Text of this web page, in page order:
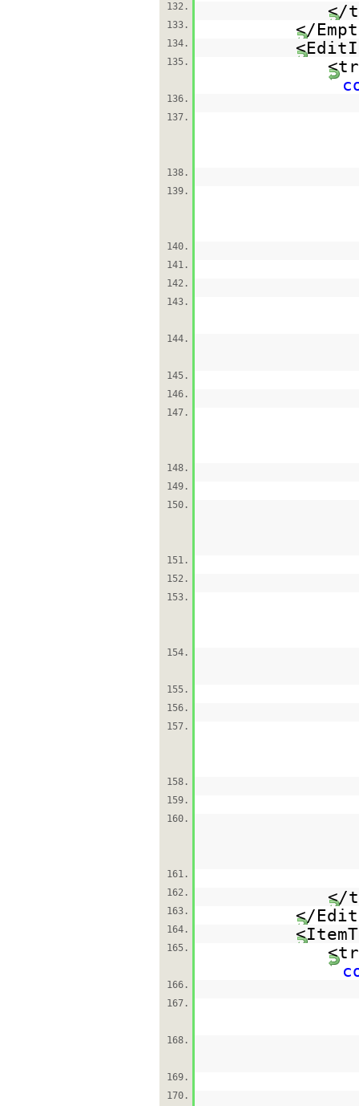
132.
</
133. </
134.
135.
136.
137.
138.
139.
140.
141.
142.
143.
144.
145.
146.
147.
148.
149.
150.
151.
152.
153.
154.
155.
156.
157.
158.
159.
160.
161.
162.
</
163. </
164.
165.
166.
167.
168.
169.
170.